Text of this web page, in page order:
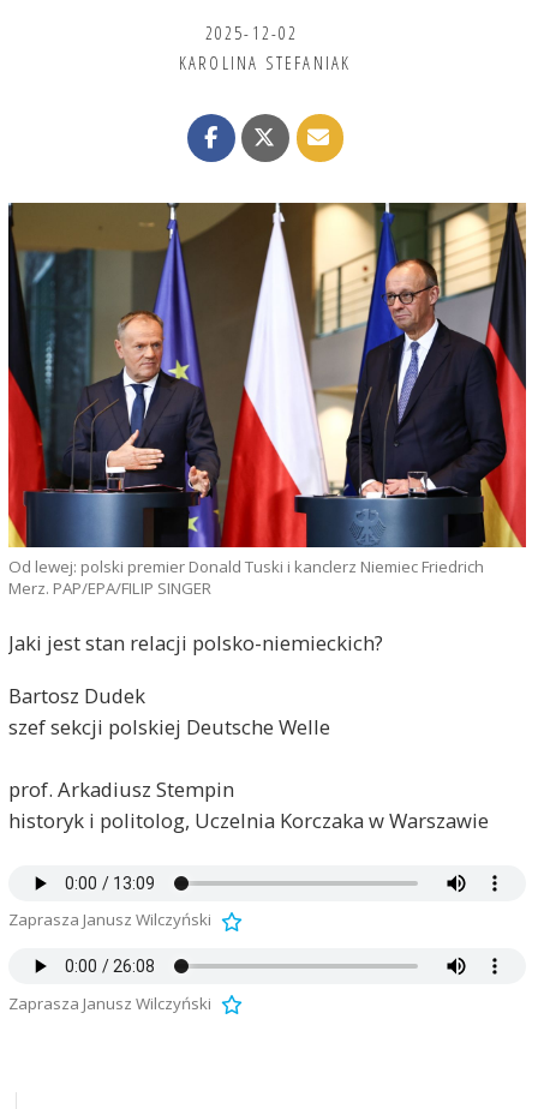
2025-12-02
KAROLINA STEFANIAK
Od lewej: polski premier Donald Tuski i kanclerz Niemiec Friedrich
Merz. PAP/EPA/FILIP SINGER
Jaki jest stan relacji polsko-niemieckich?
Bartosz Dudek
szef sekcji polskiej Deutsche Welle
prof. Arkadiusz Stempin
historyk i politolog, Uczelnia Korczaka w Warszawie
Zaprasza Janusz Wilczyński
Zaprasza Janusz Wilczyński